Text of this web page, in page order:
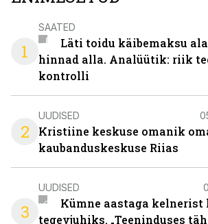
1
SAATED
Läti toidu käibemaksu
hinnad alla. Analüütik: riik
kontrolli
2
UUDISED
Kristiine keskuse omanik
kaubanduskeskuse Riias
3
UUDISED
Kümne aastaga
tegevjuhiks. „Teeninduses